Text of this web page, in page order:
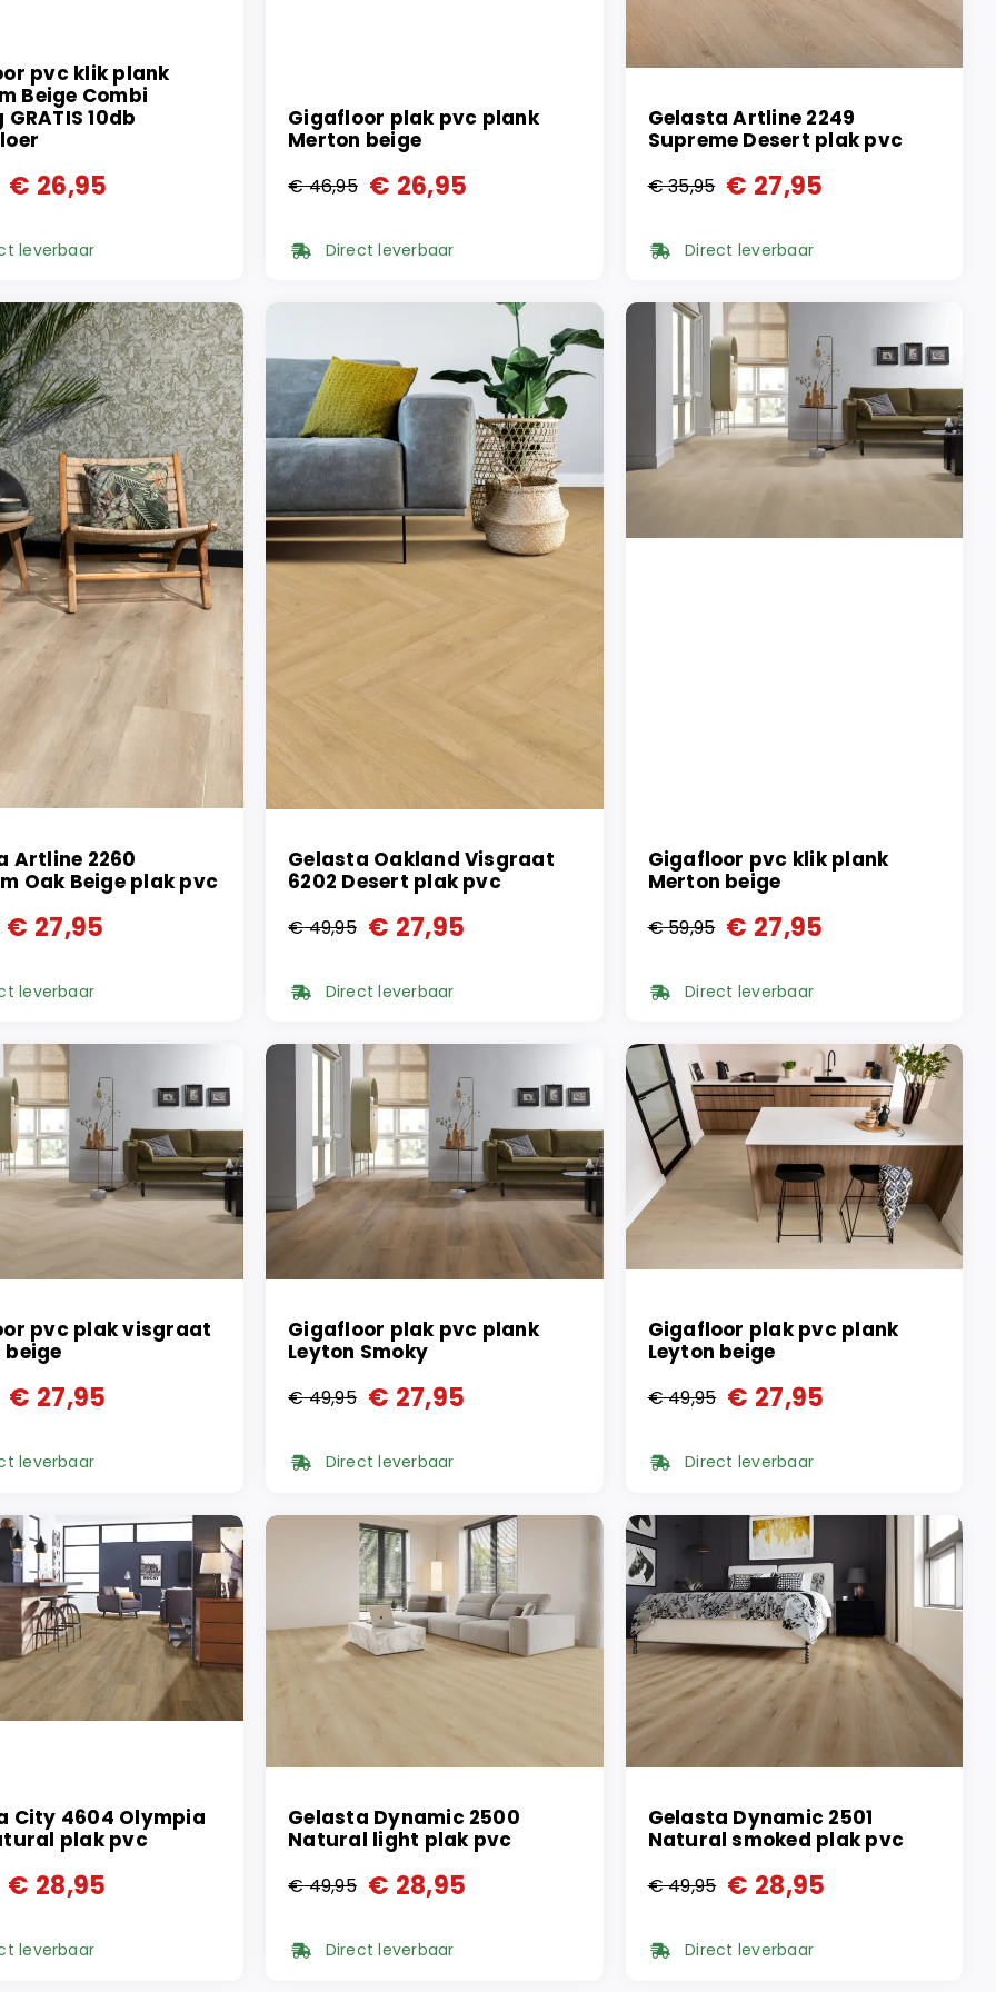
pvc klik plank
Beige Combi
10db
€ 26,95
leverbaar
Gigafloor plak pvc plank
Merton beige
€46,95
Oorspronkelijke
prijs
€ 46,95.
€ 26,95
Huidige
prijs
€ 26,95.
Direct leverbaar
Gelasta Artline 2249
Supreme Desert plak pvc
€35,95
Oorspronkelijke
prijs
€ 35,95.
€ 27,95
Huidige
prijs
€ 27,95.
Direct leverbaar
Artline 2260
Oak Beige plak pvc
€ 27,95
leverbaar
Gelasta Oakland Visgraat
6202 Desert plak pvc
€49,95
Oorspronkelijke
prijs
€ 49,95.
€ 27,95
Huidige
prijs
€ 27,95.
Direct leverbaar
Gigafloor pvc klik plank
Merton beige
€59,95
Oorspronkelijke
prijs
€ 59,95.
€ 27,95
Huidige
prijs
€ 27,95.
Direct leverbaar
pvc plak visgraat
beige
€ 27,95
leverbaar
Gigafloor plak pvc plank
Leyton Smoky
€49,95
Oorspronkelijke
prijs
€ 49,95.
€ 27,95
Huidige
prijs
€ 27,95.
Direct leverbaar
Gigafloor plak pvc plank
Leyton beige
€49,95
Oorspronkelijke
prijs
€ 49,95.
€ 27,95
Huidige
prijs
€ 27,95.
Direct leverbaar
City 4604 Olympia
plak pvc
€ 28,95
leverbaar
Gelasta Dynamic 2500
Natural light plak pvc
€49,95
Oorspronkelijke
prijs
€ 28,95
Huidige
prijsDirect leverbaar
Gelasta Dynamic 2501
Natural smoked plak pvc
€49,95
Oorspronkelijke
prijs
€ 28,95
Huidige
prijsDirect leverbaar